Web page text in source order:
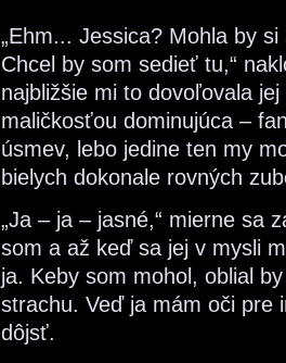
„Ehm... Jessica? Mohla by
Chcel by som sedieť tu,“
najbližšie mi to dovoľovala
maličkosťou dominujúca –
úsmev, lebo jedine ten my
bielych dokonale rovných
„Ja – ja – jasné,“ mierne sa
som a až keď sa jej v mysli
ja. Keby som mohol, oblial
strachu. Veď ja mám oči pre
dôjsť.